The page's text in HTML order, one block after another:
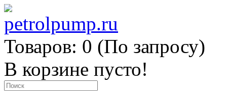
Товаров: 0 (По запросу)
В корзине пусто!